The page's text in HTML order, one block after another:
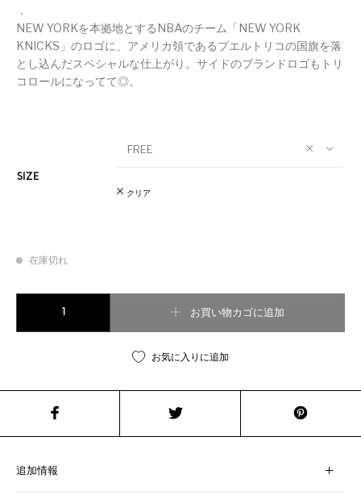
．
NEW YORKを本拠地とするNBAのチーム「NEW YORK
KNICKS」のロゴに、アメリカ領であるプエルトリコの国旗を落
とし込んだスペシャルな仕上がり。サイドのブランドロゴもトリ
コロールになってて◎。
SIZE
FREE
クリア
在庫切れ
お買い物カゴに追加
お気に入りに追加
追加情報